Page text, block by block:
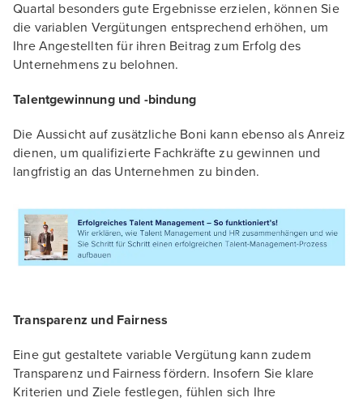
Quartal besonders gute Ergebnisse erzielen, können Sie
die variablen Vergütungen entsprechend erhöhen, um
Ihre Angestellten für ihren Beitrag zum Erfolg des
Unternehmens zu belohnen.
Talentgewinnung und -bindung
Die Aussicht auf zusätzliche Boni kann ebenso als Anreiz
dienen, um qualifizierte Fachkräfte zu gewinnen und
langfristig an das Unternehmen zu binden.
Transparenz und Fairness
Eine gut gestaltete variable Vergütung kann zudem
Transparenz und Fairness fördern. Insofern Sie klare
Kriterien und Ziele festlegen, fühlen sich Ihre